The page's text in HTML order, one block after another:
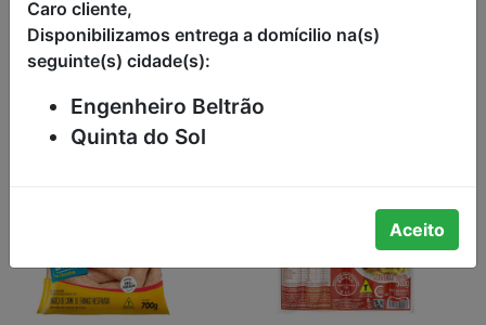
Caro cliente,
Disponibilizamos entrega a domícilio na(s)
seguinte(s) cidade(s):
Engenheiro Beltrão
Quinta do Sol
Aceito